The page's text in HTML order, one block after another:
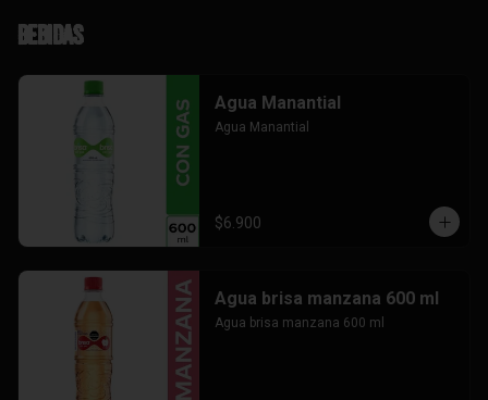
Bebidas
Agua Manantial
Agua Manantial
$6.900
Agua brisa manzana 600 ml
Agua brisa manzana 600 ml